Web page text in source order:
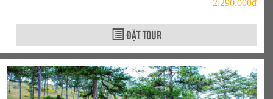
2.290.000đ
ĐẶT TOUR